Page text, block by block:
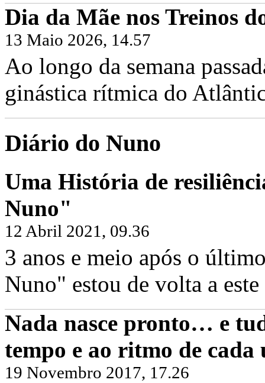
Dia da Mãe nos Treinos
13 Maio 2026, 14.57
Ao longo da semana
ginástica rítmica do
Diário do Nuno
Uma História de
Nuno"
12 Abril 2021, 09.36
3 anos e meio após o
Nuno" estou de volta a este
Nada nasce pronto… e
tempo e ao ritmo de cada
19 Novembro 2017, 17.26